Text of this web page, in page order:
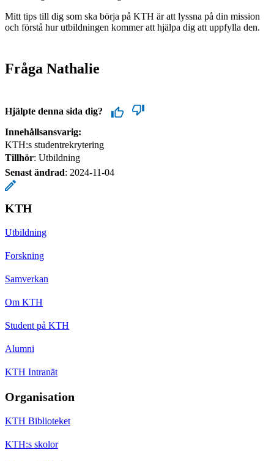
Mitt tips till dig som ska börja på KTH är att lyssna på din mission
och förstå hur utbildningen kommer att hjälpa dig att uppfylla den.
Fråga Nathalie
Hjälpte denna sida dig?
Innehållsansvarig:
KTH:s studentrekrytering
Tillhör: Utbildning
Senast ändrad: 2024-11-04
KTH
Utbildning
Forskning
Samverkan
Om KTH
Student på KTH
Alumni
KTH Intranät
Organisation
KTH Biblioteket
KTH:s skolor